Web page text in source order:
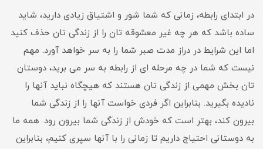
در ابتدای رابطه، زمانی که شما شور و اشتیاق زیادی دارید، شاید
ساده باشد که هر چه غیر معشوقه تان را از زندگی تان حذف کنید
اما این شرایط در دراز مدت صبر شما را به سر خواهد آورد. مهم
نیست که شما در چه مرحله ای از رابطه به سر می برید، دوستان
تان بخش مهمی از زندگی تان هستند که هیچگاه نباید آنها را
نادیده بگیرید. بنابراین اگر فردی خواست آنها را از زندگی شما
بیرون کند، بهتر است که خودش از زندگی شما بیرون رود. همه ما
به دوستانی احتیاج داریم تا زمانی را با آنها سپری کنیم، بنابراین